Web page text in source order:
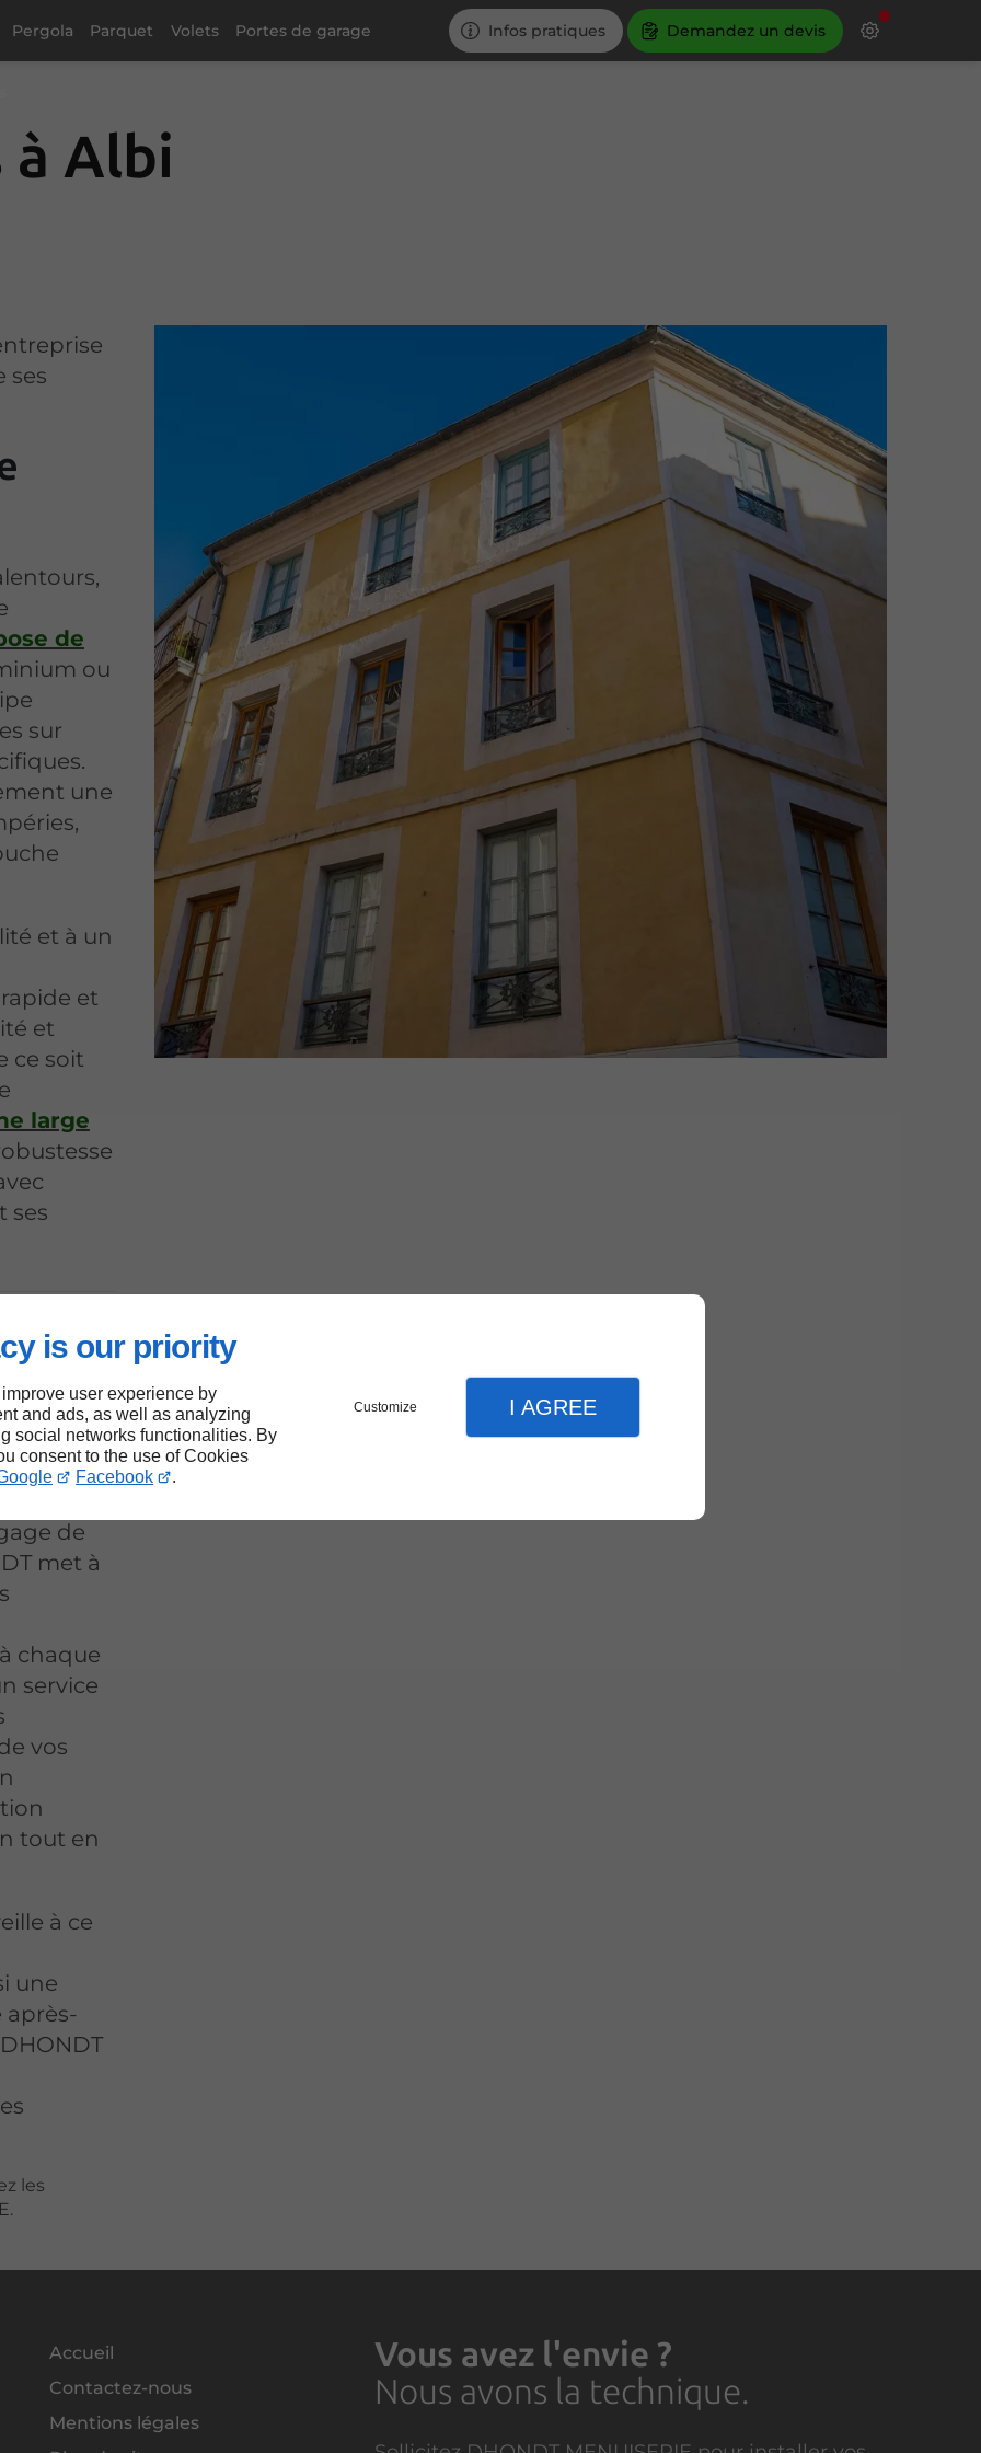
is our priority
user experience by
and ads, as well as analyzing
social networks functionalities. By
consent to the use of Cookies
Facebook .
Customize I AGREE
Pergola Parquet Volets Portes de garage Infos pratiques Demandez un devis
à Albi
ses
de
ou
sur
une
et à un
et
et
ce soit
large
ses
à
de
de
met à
chaque
service
vos
tout en
à ce
une
après-
les
Accueil
Contactez-nous
Mentions légales
Vous avez l'envie ?
Nous avons la technique.